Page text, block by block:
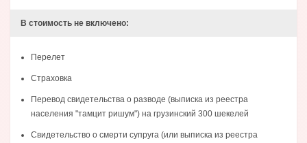
В стоимость не включено:
Перелет
Страховка
Перевод свидетельства о разводе (выписка из реестра
населения "тамцит ришум") на грузинский 300 шекелей
Свидетельство о смерти супруга (или выписка из реестра